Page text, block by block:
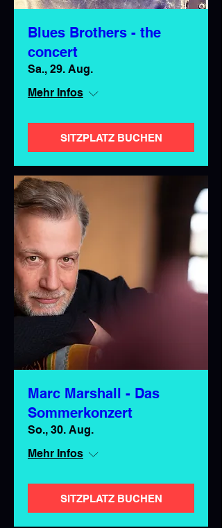
Blues Brothers - the
concert
Sa., 29. Aug.
Mehr Infos
SITZPLATZ BUCHEN
Marc Marshall - Das
Sommerkonzert
So., 30. Aug.
Mehr Infos
SITZPLATZ BUCHEN